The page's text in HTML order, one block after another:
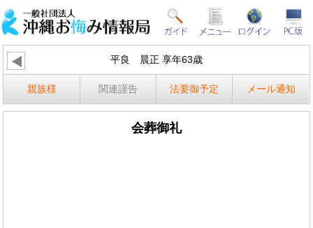
平良 晨正 享年63歳
親族様 関連謹告 法要御予定 メール通知
会葬御礼